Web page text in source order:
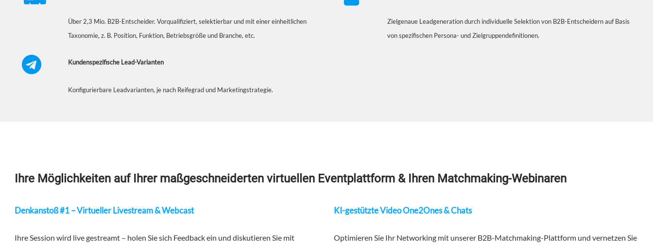
Über 2,3 Mio. B2B-Entscheider. Vorqualifiziert, selektierbar und mit einer einheitlichen
Taxonomie, z. B. Position, Funktion, Betriebsgröße und Branche, etc.
Zielgenaue Leadgeneration durch individuelle Selektion von B2B-Entscheidern auf Basis
von spezifischen Persona- und Zielgruppendefinitionen.
Kundenspezifische Lead-Varianten
Konfigurierbare Leadvarianten, je nach Reifegrad und Marketingstrategie.
Ihre Möglichkeiten auf Ihrer maßgeschneiderten virtuellen Eventplattform & Ihren Matchmaking-Webinaren
Denkanstoß #1 – Virtueller Livestream & Webcast
Ihre Session wird live gestreamt – holen Sie sich Feedback ein und diskutieren Sie mit
KI-gestützte Video One2Ones & Chats
Optimieren Sie Ihr Networking mit unserer B2B-Matchmaking-Plattform und vernetzen Sie